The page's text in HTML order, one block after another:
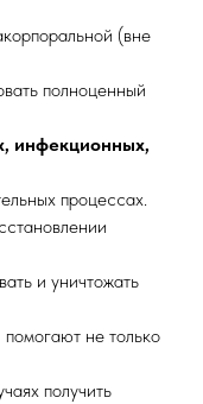
(вне
полноценный
инфекционных,
процессах.
и уничтожать
не только
получить